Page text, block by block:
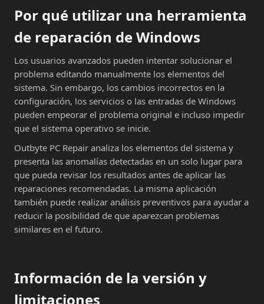
Por qué utilizar una herramienta
de reparación de Windows
Los usuarios avanzados pueden intentar solucionar el
problema editando manualmente los elementos del
sistema. Sin embargo, los cambios incorrectos en la
configuración, los servicios o las entradas de Windows
pueden empeorar el problema original e incluso impedir
que el sistema operativo se inicie.
Outbyte PC Repair analiza los elementos del sistema y
presenta las anomalías detectadas en un solo lugar para
que pueda revisar los resultados antes de aplicar las
reparaciones recomendadas. La misma aplicación
también puede realizar análisis preventivos para ayudar a
reducir la posibilidad de que aparezcan problemas
similares en el futuro.
Información de la versión y
limitaciones